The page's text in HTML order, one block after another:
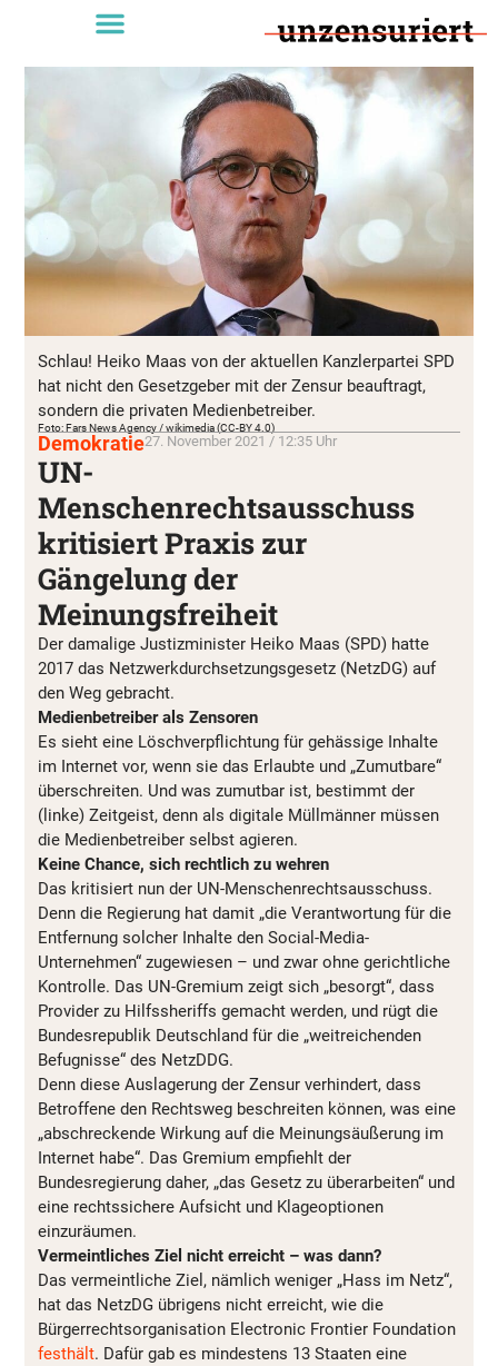
Schlau! Heiko Maas von der aktuellen Kanzlerpartei SPD
hat nicht den Gesetzgeber mit der Zensur beauftragt,
sondern die privaten Medienbetreiber.
Foto: Fars News Agency / wikimedia (CC-BY 4.0)
Demokratie27. November 2021 / 12:35 Uhr
UN-
Menschenrechtsausschuss
kritisiert Praxis zur
Gängelung der
Meinungsfreiheit
Der damalige Justizminister Heiko Maas (SPD) hatte
2017 das Netzwerkdurchsetzungsgesetz (NetzDG) auf
den Weg gebracht.
Medienbetreiber als Zensoren
Es sieht eine Löschverpflichtung für gehässige Inhalte
im Internet vor, wenn sie das Erlaubte und „Zumutbare“
überschreiten. Und was zumutbar ist, bestimmt der
(linke) Zeitgeist, denn als digitale Müllmänner müssen
die Medienbetreiber selbst agieren.
Keine Chance, sich rechtlich zu wehren
Das kritisiert nun der UN-Menschenrechtsausschuss.
Denn die Regierung hat damit „die Verantwortung für die
Entfernung solcher Inhalte den Social-Media-
Unternehmen“ zugewiesen – und zwar ohne gerichtliche
Kontrolle. Das UN-Gremium zeigt sich „besorgt“, dass
Provider zu Hilfssheriffs gemacht werden, und rügt die
Bundesrepublik Deutschland für die „weitreichenden
Befugnisse“ des NetzDDG.
Denn diese Auslagerung der Zensur verhindert, dass
Betroffene den Rechtsweg beschreiten können, was eine
„abschreckende Wirkung auf die Meinungsäußerung im
Internet habe“. Das Gremium empfiehlt der
Bundesregierung daher, „das Gesetz zu überarbeiten“ und
eine rechtssichere Aufsicht und Klageoptionen
einzuräumen.
Vermeintliches Ziel nicht erreicht – was dann?
Das vermeintliche Ziel, nämlich weniger „Hass im Netz“,
hat das NetzDG übrigens nicht erreicht, wie die
Bürgerrechtsorganisation Electronic Frontier Foundation
festhält. Dafür gab es mindestens 13 Staaten eine